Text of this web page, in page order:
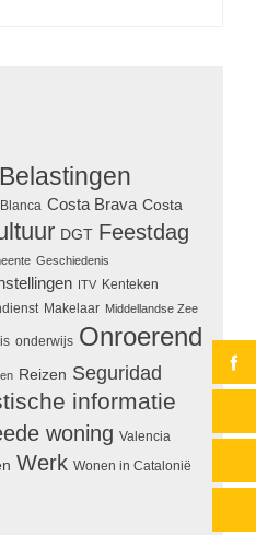
Belastingen
Costa Brava Costa
DGT Feestdag
Geschiedenis
ITV Kenteken
Makelaar Middellandse Zee
onderwijs Onroerend
Reizen Seguridad
informatie
woning Valencia
Werk Wonen in Catalonië